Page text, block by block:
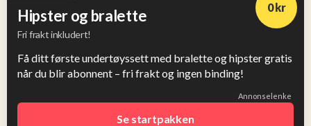
Hipster og bralette
Fri frakt inkludert!
0 kr
Få ditt første undertøyssett med bralette og hipster gratis
når du blir abonnent – fri frakt og ingen binding!
Annonselenke
Se startpakken